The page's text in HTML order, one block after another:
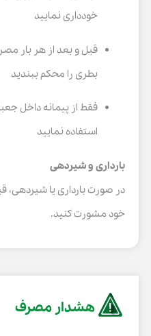
خودداری نمایید
قبل و بعد از هر بار
بطری را محکم ببندید
فقط از پیمانه داخل
استفاده نمایید
بارداری و شیردهی
در صورت بارداری یا شیردهی،
خود مشورت کنید.
هشدار مصرف